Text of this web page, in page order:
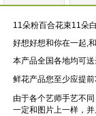
11朵粉百合花束11朵
好想好想和你在一起,
本产品全国各地均可
鲜花产品您至少应提
由于各个艺师手艺不
一定和图片上一样，并